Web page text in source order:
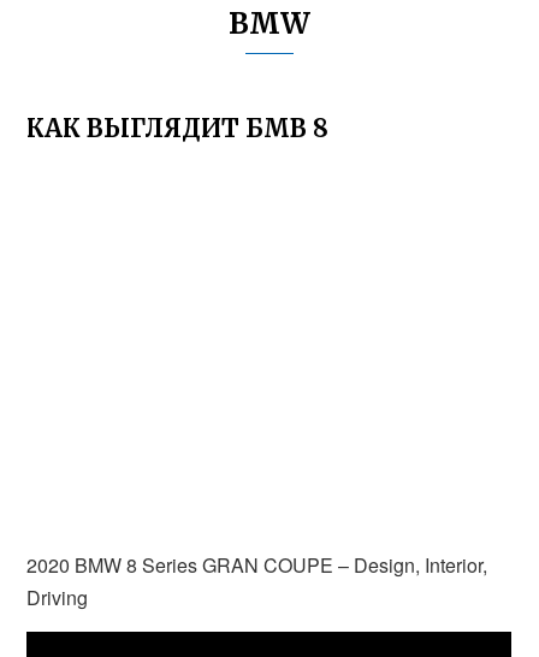
BMW
КАК ВЫГЛЯДИТ БМВ 8
2020 BMW 8 Series GRAN COUPE – Design, Interior,
Driving